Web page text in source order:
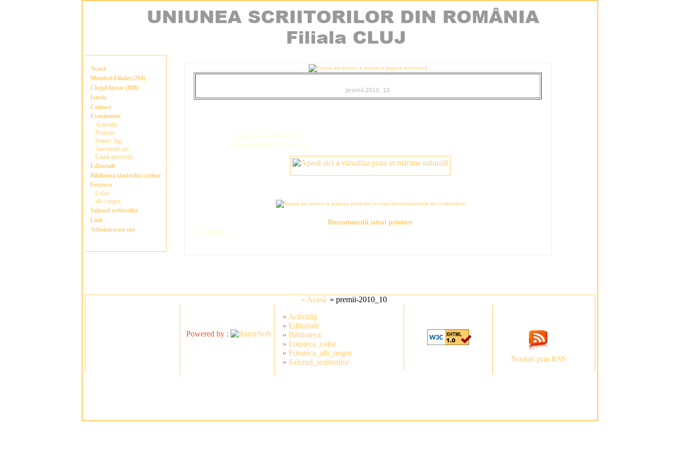
Acasă
Membrii Filialei (294)
Clujul literar (808)
Istoric
Contact
Evenimente
Activități
Proiecte
Statut / legi
Aniversări azi
Caută aniversări
Editoriale
Biblioteca tânărului scriitor
Fototeca
Color
alb / negru
Salonul scriitorilor
Link
Administrare site
premii 2010_10
Categoria : Fototeca_color
Data adăugării : 2011-06-11
Recomandă unui prieten
834 afișări
» Acasă » premii-2010_10
Powered by :
» Activități
»Editoriale
»Biblioteca
»Fototeca_color
»Fototeca_alb_negru
» Salonul_scriitorilor Noutati prin RSS